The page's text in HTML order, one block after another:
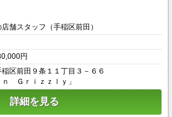
店舗スタッフ（手稲区前田）
円
区前田９条１１丁目３－６６
ｎ Ｇｒｉｚｚｌｙ」
詳細を見る